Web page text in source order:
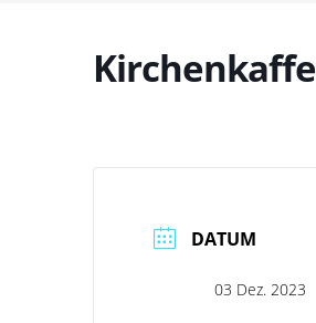
Kirchenkaffe
DATUM
03 Dez. 2023